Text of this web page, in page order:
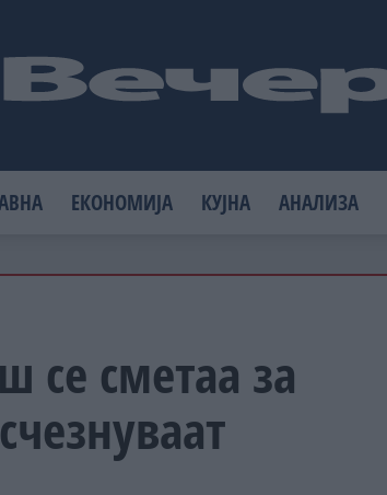
ЕКОНОМИЈА КУЈНА АНАЛИЗА
се сметаа за